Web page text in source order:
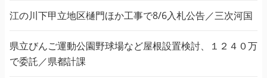
江の川下甲立地区樋門ほか工事で8/6入札公告／三次河国
県立びんご運動公園野球場など屋根設置検討、１２４０万
で委託／県都計課